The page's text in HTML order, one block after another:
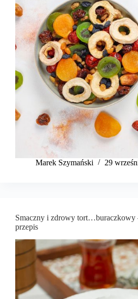
Marek Szymański​ 29
Smaczny i zdrowy tort…buraczkowy
przepis